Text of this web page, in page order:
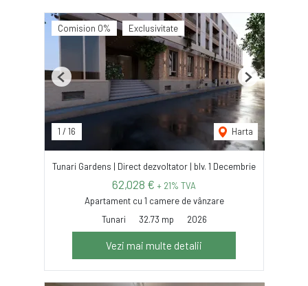
Comision 0% Exclusivitate
1 / 16 Harta
Previous Next
Tunari Gardens | Direct dezvoltator | blv. 1 Decembrie
62,028 € + 21% TVA
Apartament cu 1 camere de vânzare
Tunari
32.73 mp 2026
Vezi mai multe detalii